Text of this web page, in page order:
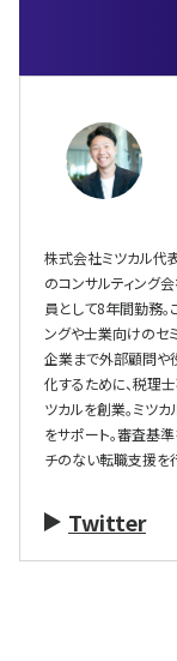
株式会社ミツカル代
のコンサルティング
員として8年間勤務
ングや士業向けのセ
企業まで外部顧問や
化するために、税理
ツカルを創業。ミツ
をサポート。審査基
チのない転職支援を
Twitter